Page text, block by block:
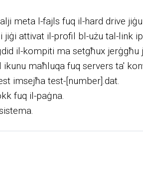
meta l-fajls fuq il-hard drive
attivat il-profil bl-użu tal-link
il-kompiti ma setgħux jerġgħu
maħluqa fuq servers ta'
imsejħa test-[number].dat.
fuq il-paġna.